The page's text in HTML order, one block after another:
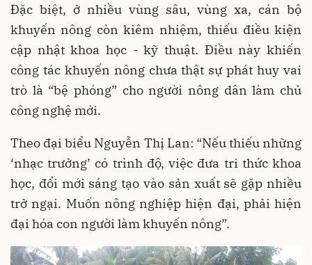
Đặc biệt, ở nhiều vùng sâu, vùng xa, cán bộ
khuyến nông còn kiêm nhiệm, thiếu điều kiện
cập nhật khoa học - kỹ thuật. Điều này khiến
công tác khuyến nông chưa thật sự phát huy vai
trò là “bệ phóng” cho người nông dân làm chủ
công nghệ mới.
Theo đại biểu Nguyễn Thị Lan: “Nếu thiếu những
‘nhạc trưởng’ có trình độ, việc đưa tri thức khoa
học, đổi mới sáng tạo vào sản xuất sẽ gặp nhiều
trở ngại. Muốn nông nghiệp hiện đại, phải hiện
đại hóa con người làm khuyến nông”.